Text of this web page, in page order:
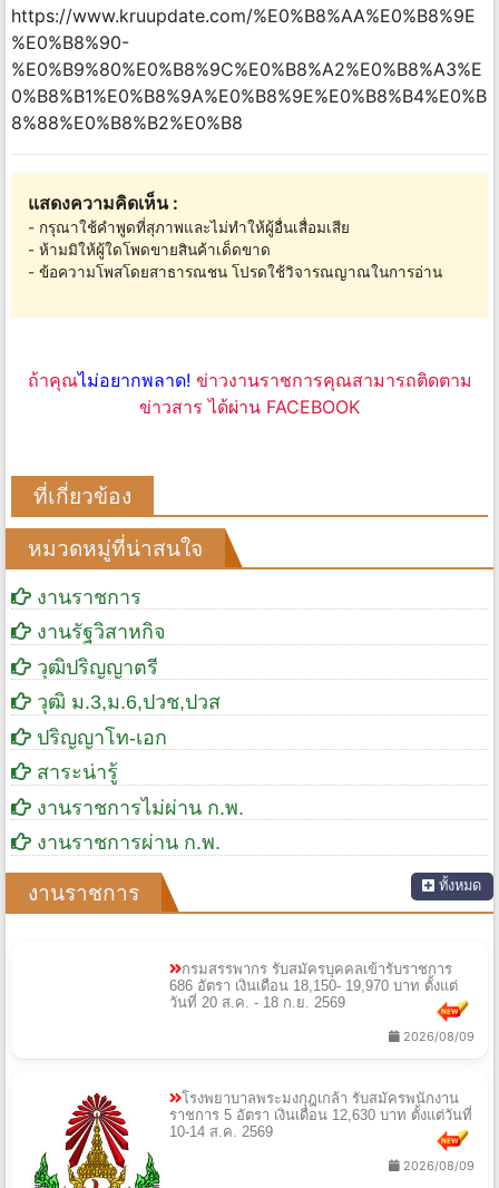
https://www.kruupdate.com/%E0%B8%AA%E0%B8%9E
%E0%B8%90-
%E0%B9%80%E0%B8%9C%E0%B8%A2%E0%B8%A3%E
0%B8%B1%E0%B8%9A%E0%B8%9E%E0%B8%B4%E0%B
8%88%E0%B8%B2%E0%B8
แสดงความคิดเห็น :
- กรุณาใช้คำพูดที่สุภาพและไม่ทำให้ผู้อื่นเสื่อมเสีย
- ห้ามมิให้ผู้ใดโพดขายสินค้าเด็ดขาด
- ข้อความโพสโดยสาธารณชน โปรดใช้วิจารณญาณในการอ่าน
ถ้าคุณไม่อยากพลาด! ข่าวงานราชการคุณสามารถติดตาม
ข่าวสาร ได้ผ่าน FACEBOOK
ที่เกี่ยวข้อง
หมวดหมู่ที่น่าสนใจ
งานราชการ
งานรัฐวิสาหกิจ
วุฒิปริญญาตรี
วุฒิ ม.3,ม.6,ปวช,ปวส
ปริญญาโท-เอก
สาระน่ารู้
งานราชการไม่ผ่าน ก.พ.
งานราชการผ่าน ก.พ.
งานราชการ ทั้งหมด
กรมสรรพากร รับสมัครบุคคลเข้ารับราชการ
686 อัตรา เงินเดือน 18,150- 19,970 บาท ตั้งแต่
วันที่ 20 ส.ค. - 18 ก.ย. 2569
2026/08/09
โรงพยาบาลพระมงกุฎเกล้า รับสมัครพนักงาน
ราชการ 5 อัตรา เงินเดือน 12,630 บาท ตั้งแต่วันที่